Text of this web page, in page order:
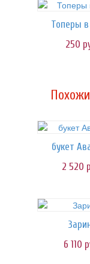
Топеры в
250
букет
2 520
6 110